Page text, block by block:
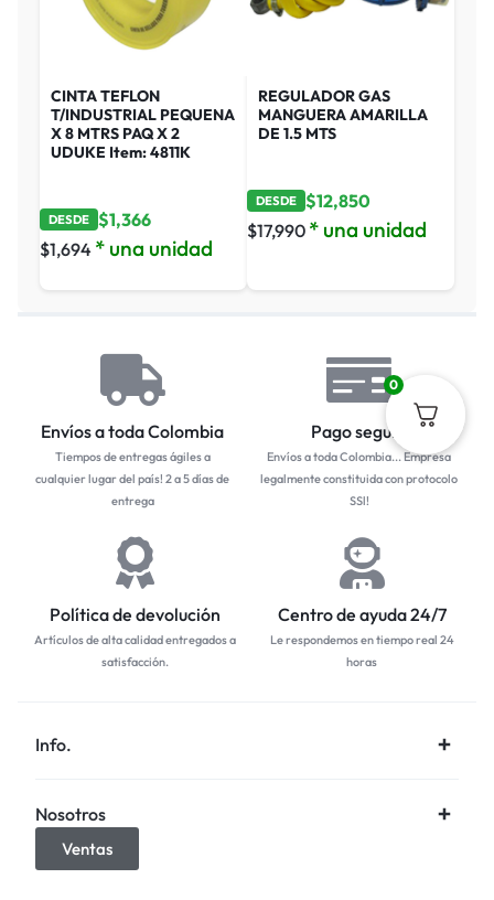
CINTA TEFLON
T/INDUSTRIAL PEQUENA
X 8 MTRS PAQ X 2
UDUKE Item: 4811K
DESDE $1,366
$1,694 * una unidad
REGULADOR GAS
MANGUERA AMARILLA
DE 1.5 MTS
DESDE $12,850
$17,990 * una unidad
Envíos a toda Colombia
Tiempos de entregas ágiles a
cualquier lugar del país! 2 a 5 días de
entrega
Pago seguro
Envíos a toda Colombia... Empresa
legalmente constituida con protocolo
SSl!
Política de devolución
Artículos de alta calidad entregados a
satisfacción.
Centro de ayuda 24/7
Le respondemos en tiempo real 24
horas
Info.
Nosotros
Ventas
0